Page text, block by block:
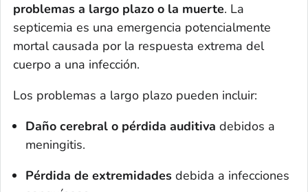
problemas a largo plazo o la muerte. La
septicemia es una emergencia potencialmente
mortal causada por la respuesta extrema del
cuerpo a una infección.
Los problemas a largo plazo pueden incluir:
Daño cerebral o pérdida auditiva debidos a
meningitis.
Pérdida de extremidades debida a infecciones